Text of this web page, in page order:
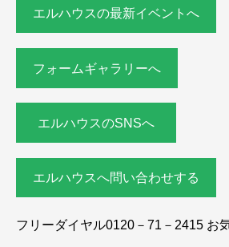
エルハウスの最新イベントへ
フォームギャラリーへ
エルハウスのSNSへ
エルハウスへ問い合わせする
フリーダイヤル0120－71－2415 お